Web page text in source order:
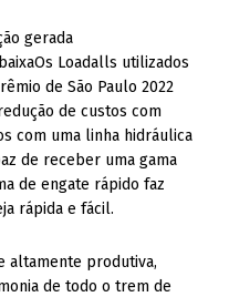
gerada
Loadalls utilizados
de São Paulo 2022
de custos com
com uma linha hidráulica
de receber uma gama
de engate rápido faz
rápida e fácil.
altamente produtiva,
de todo o trem de